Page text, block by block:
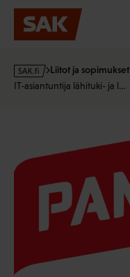
Hyppää
sisältöön
s
a
Liitot ja sopimukset
IT-asiantuntija lähituki- ja l…